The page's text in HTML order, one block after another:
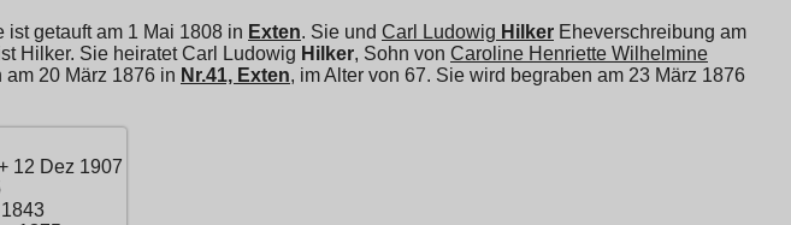
ist getauft am 1 Mai 1808 in Exten. Sie und Carl Ludowig Hilker Eheverschreibung am
Hilker. Sie heiratetCarl Ludowig Hilker, Sohn von Caroline Henriette Wilhelmine
am 20 März 1876 in Nr.41, Exten, im Alter von 67. Sie wird begraben am 23 März 1876
12 Dez 1907